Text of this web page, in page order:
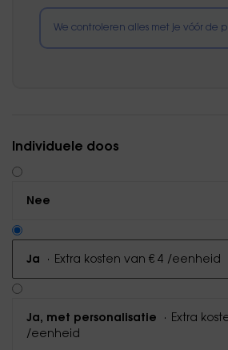
We controleren alles met je vóór de
Individuele doos
Nee
Ja · Extra kosten van € 4 /eenheid
Ja, met personalisatie · Extra
/eenheid